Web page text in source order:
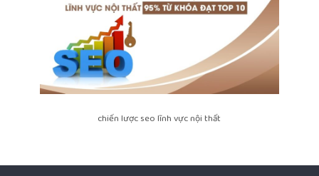
chiến lược seo lĩnh vực nội thất